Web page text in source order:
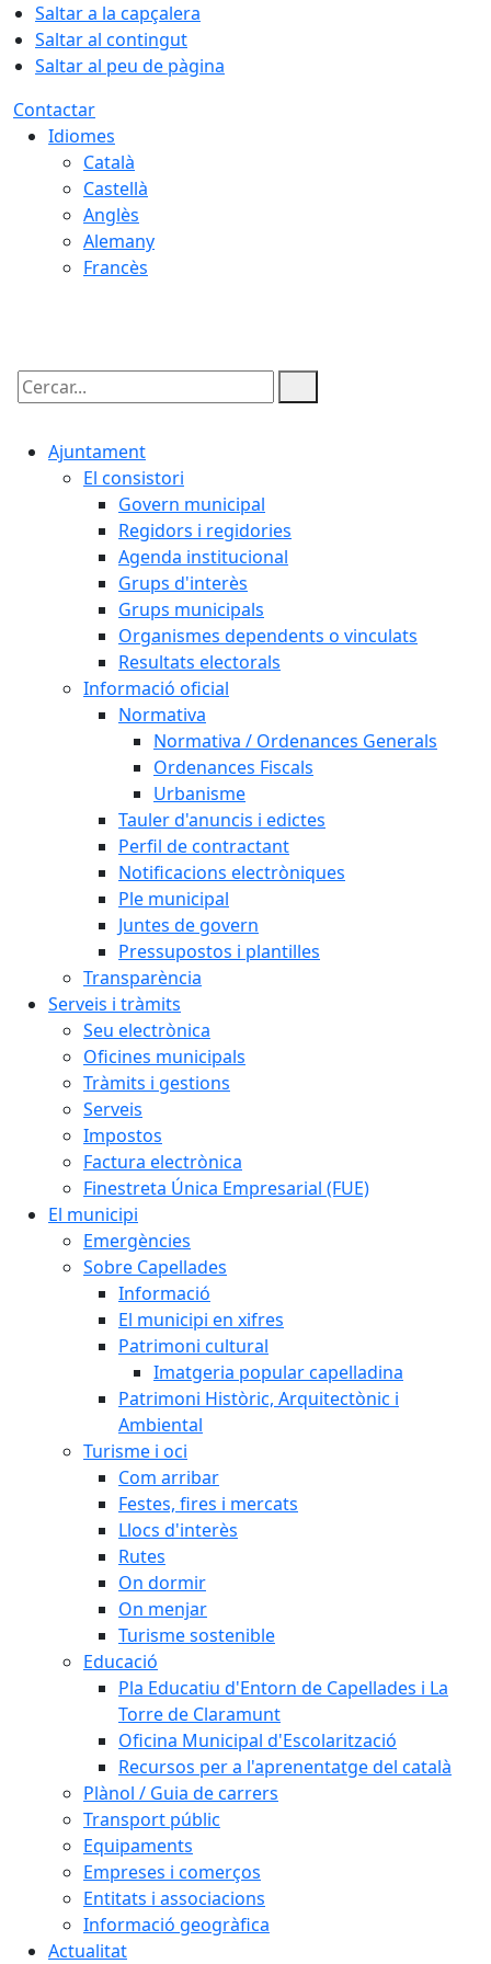
Saltar a la capçalera
Saltar al contingut
Saltar al peu de pàgina
Contactar
Idiomes
Català
Castellà
Anglès
Alemany
Francès
Cercar:
Ajuntament
El consistori
Govern municipal
Regidors i regidories
Agenda institucional
Grups d'interès
Grups municipals
Organismes dependents o vinculats
Resultats electorals
Informació oficial
Normativa
Normativa / Ordenances Generals
Ordenances Fiscals
Urbanisme
Tauler d'anuncis i edictes
Perfil de contractant
Notificacions electròniques
Ple municipal
Juntes de govern
Pressupostos i plantilles
Transparència
Serveis i tràmits
Seu electrònica
Oficines municipals
Tràmits i gestions
Serveis
Impostos
Factura electrònica
Finestreta Única Empresarial (FUE)
El municipi
Emergències
Sobre Capellades
Informació
El municipi en xifres
Patrimoni cultural
Imatgeria popular capelladina
Patrimoni Històric, Arquitectònic i
Ambiental
Turisme i oci
Com arribar
Festes, fires i mercats
Llocs d'interès
Rutes
On dormir
On menjar
Turisme sostenible
Educació
Pla Educatiu d'Entorn de Capellades i La
Torre de Claramunt
Oficina Municipal d'Escolarització
Recursos per a l'aprenentatge del català
Plànol / Guia de carrers
Transport públic
Equipaments
Empreses i comerços
Entitats i associacions
Informació geogràfica
Actualitat